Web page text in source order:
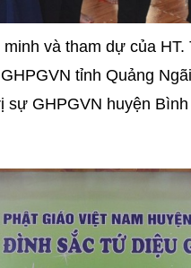
và tham dự của
tỉnh Quảng
sự GHPGVN huyện